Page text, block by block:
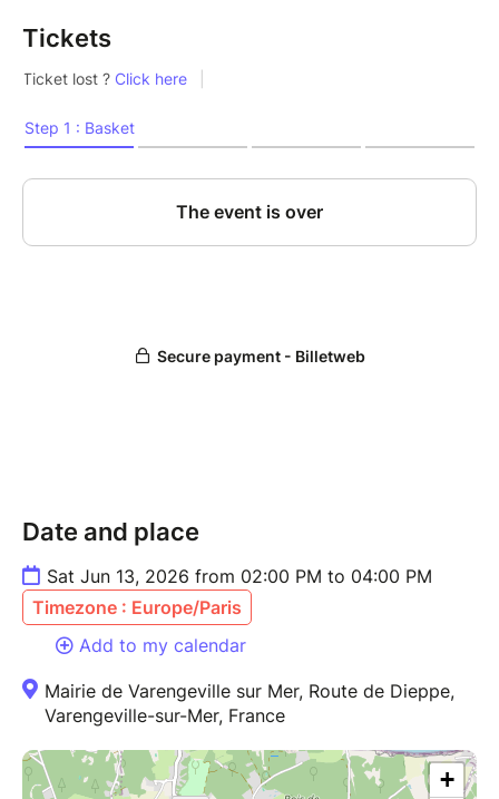
Tickets
Date and place
Sat Jun 13, 2026 from 02:00 PM to 04:00 PM
Timezone : Europe/Paris
Add to my calendar
Mairie de Varengeville sur Mer, Route de Dieppe,
Varengeville-sur-Mer, France
+